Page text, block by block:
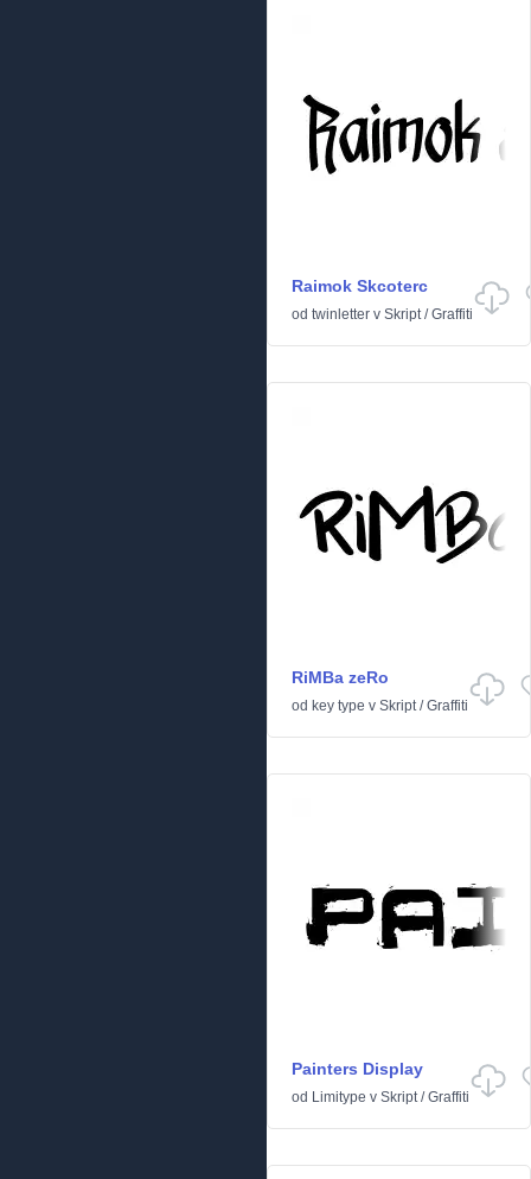
Raimok Skcoterc
od twinletter v Skript/Graffiti
RiMBa zeRo
od key type v Skript/Graffiti
Painters Display
od Limitype v Skript/Graffiti